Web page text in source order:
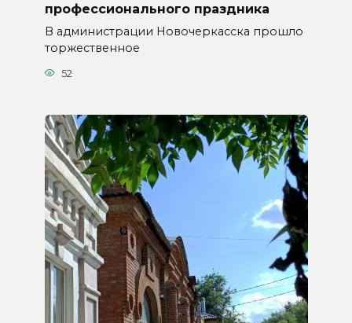
профессионального праздника
В администрации Новочеркасска прошло
торжественное
52